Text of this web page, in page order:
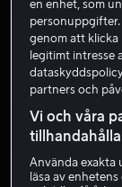
Rea
en enhet, som
personuppgifter.
genom att klicka
legitimt intresse
partners och
Vi och våra
Använda
läsa av